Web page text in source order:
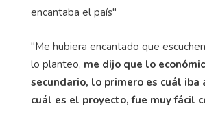
encantaba el país"
"Me hubiera encantado que
lo planteo, me dijo que lo
secundario, lo primero es cuál iba
cuál es el proyecto, fue muy fácil